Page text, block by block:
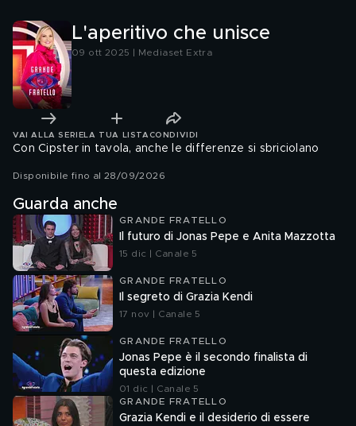
L'aperitivo che unisce
09 ott 2025 | Mediaset Extra
VAI ALLA SERIE LA TUA LISTA CONDIVIDI
Con Cipster in tavola, anche le differenze si sbriciolano
Disponibile fino al 28/09/2026
Guarda anche
GRANDE FRATELLO
Il futuro di Jonas Pepe e Anita Mazzotta
15 dic | Canale 5
GRANDE FRATELLO
Il segreto di Grazia Kendi
17 nov | Canale 5
GRANDE FRATELLO
Jonas Pepe è il secondo finalista di
questa edizione
01 dic | Canale 5
GRANDE FRATELLO
Grazia Kendi e il desiderio di essere